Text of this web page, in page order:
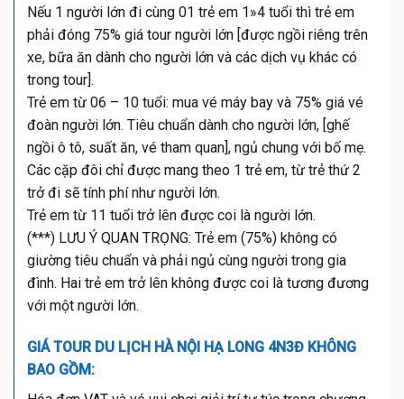
Nếu 1 người lớn đi cùng 01 trẻ em 1»4 tuổi thì trẻ em
phải đóng 75% giá tour người lớn [được ngồi riêng trên
xe, bữa ăn dành cho người lớn và các dịch vụ khác có
trong tour].
Trẻ em từ 06 – 10 tuổi: mua vé máy bay và 75% giá vé
đoàn người lớn. Tiêu chuẩn dành cho người lớn, [ghế
ngồi ô tô, suất ăn, vé tham quan], ngủ chung với bố mẹ.
Các cặp đôi chỉ được mang theo 1 trẻ em, từ trẻ thứ 2
trở đi sẽ tính phí như người lớn.
Trẻ em từ 11 tuổi trở lên được coi là người lớn.
(***) LƯU Ý QUAN TRỌNG: Trẻ em (75%) không có
giường tiêu chuẩn và phải ngủ cùng người trong gia
đình. Hai trẻ em trở lên không được coi là tương đương
với một người lớn.
GIÁ TOUR DU LỊCH HÀ NỘI HẠ LONG 4N3Đ KHÔNG
BAO GỒM: